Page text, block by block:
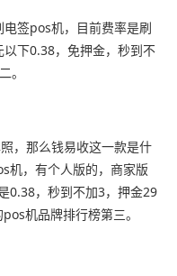
签pos机，目前费率是刷
下0.38，免押金，秒到不
。
，那么钱易收这一款是什
机，有个人版的，商家版
0.38，秒到不加3，押金29
机品牌排行榜第三。